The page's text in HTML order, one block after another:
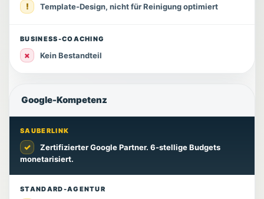
! Template-Design, nicht für Reinigung optimiert
BUSINESS-COACHING
× Kein Bestandteil
Google-Kompetenz
STANDARD-AGENTUR
SAUBERLINK
✓
Zertifizierter Google Partner. 6-stellige Budgets
monetarisiert.